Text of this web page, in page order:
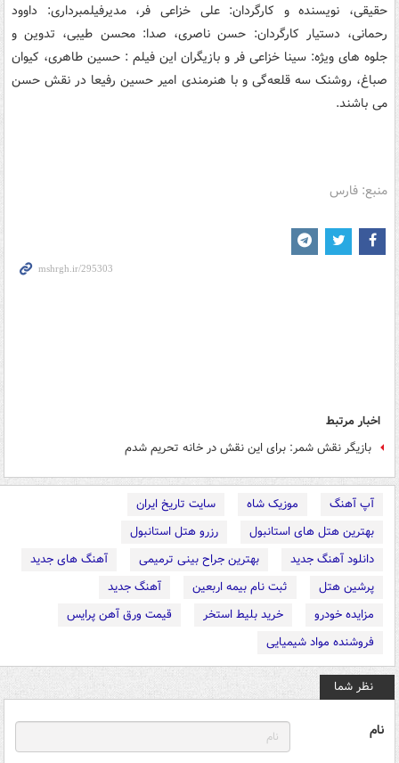
حقیقی، نویسنده و کارگردان: علی خزاعی فر، مدیرفیلمبرداری: داوود
رحمانی، دستیار کارگردان: حسن ناصری، صدا: محسن طیبی، تدوین و
جلوه های ویژه: سینا خزاعی فر و بازیگران این فیلم : حسین طاهری، کیوان
صباغ، روشنک سه قلعه‌گی و با هنرمندی امیر حسین رفیعا در نقش حسن
می باشند.
منبع: فارس
اخبار مرتبط
بازیگر نقش شمر: برای این نقش در خانه تحریم شدم
آپ آهنگ موزیک شاه
سایت تاریخ ایران
بهترین هتل های استانبول
رزرو هتل استانبول
دانلود آهنگ جدید
بهترین جراح بینی ترمیمی
آهنگ های جدید
پرشین هتل
ثبت نام بیمه اربعین
آهنگ جدید
مزایده خودرو
خرید بلیط استخر
قیمت ورق آهن پرایس
فروشنده مواد شیمیایی
نظر شما
نام